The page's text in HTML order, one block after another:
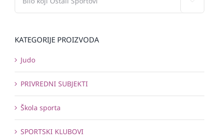
KATEGORIJE PROIZVODA
Judo
PRIVREDNI SUBJEKTI
Škola sporta
SPORTSKI KLUBOVI